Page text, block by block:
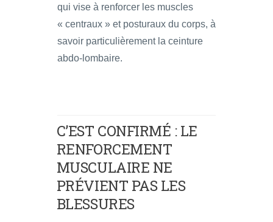
qui vise à renforcer les muscles
« centraux » et posturaux du corps, à
savoir particulièrement la ceinture
abdo-lombaire.
C’EST CONFIRMÉ : LE
RENFORCEMENT
MUSCULAIRE NE
PRÉVIENT PAS LES
BLESSURES